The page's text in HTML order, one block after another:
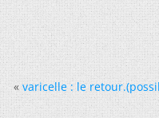
« varicelle : le